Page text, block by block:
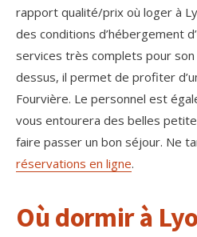
rapport qualité/prix où loger à
des conditions d’hébergement
services très complets pour son
dessus, il permet de profiter
Fourvière. Le personnel est
vous entourera des belles
faire passer un bon séjour. Ne
réservations en ligne.
Où dormir à